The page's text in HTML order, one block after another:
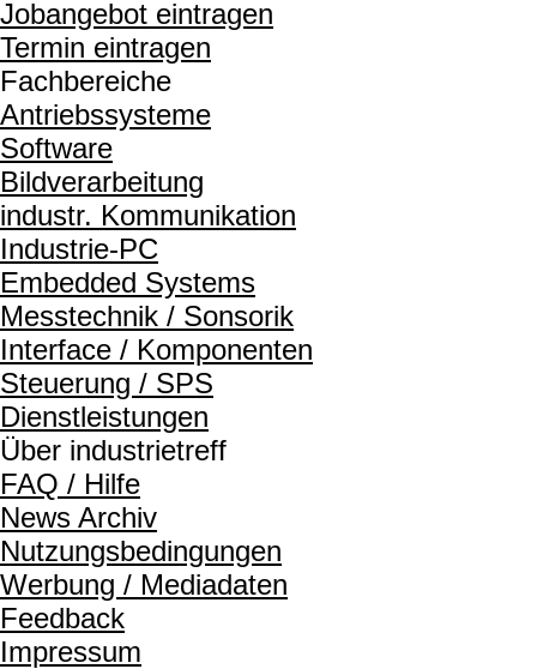
Jobangebot eintragen
Termin eintragen
Fachbereiche
Antriebssysteme
Software
Bildverarbeitung
industr. Kommunikation
Industrie-PC
Embedded Systems
Messtechnik / Sonsorik
Interface / Komponenten
Steuerung / SPS
Dienstleistungen
Über industrietreff
FAQ / Hilfe
News Archiv
Nutzungsbedingungen
Werbung / Mediadaten
Feedback
Impressum